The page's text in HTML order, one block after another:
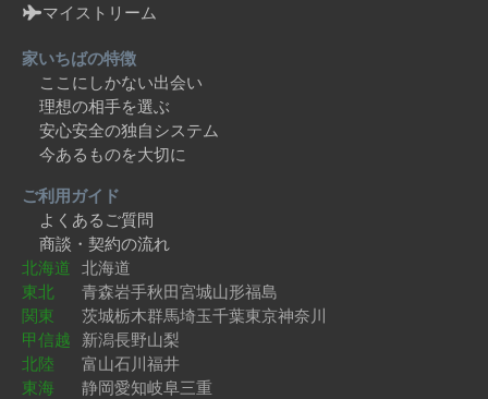
マイストリーム
家いちばの特徴
ここにしかない出会い
理想の相手を選ぶ
安心安全の独自システム
今あるものを大切に
ご利用ガイド
よくあるご質問
商談・契約の流れ
北海道 北海道
東北
青森岩手秋田宮城山形福島
関東
茨城栃木群馬埼玉千葉東京神奈川
甲信越 新潟長野山梨
北陸
富山石川福井
東海
静岡愛知岐阜三重